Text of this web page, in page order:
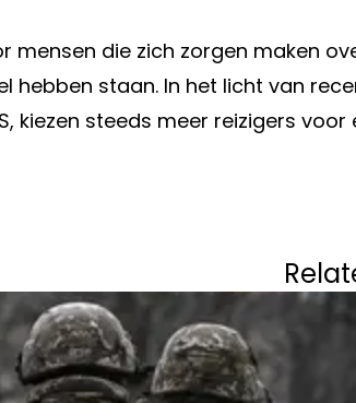
mensen die zich zorgen maken
hebben staan. In het licht van
kiezen steeds meer reizigers voor
ALLEMAAL VERANDEREN